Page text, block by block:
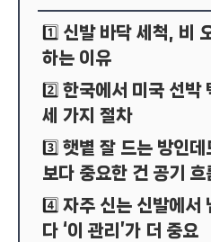
1️⃣ 신발 바닥 세척, 비
하는 이유
2️⃣ 한국에서 미국 선박
세 가지 절차
3️⃣ 햇볕 잘 드는 방인
보다 중요한 건 공기 흐
4️⃣ 자주 신는 신발에서
다 ‘이 관리’가 더 중요